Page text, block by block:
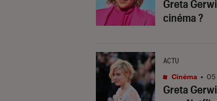
Greta
cinéma ?
Greta
ACTU
Cinéma • 05